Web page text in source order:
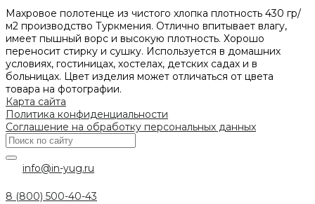
Махровое полотенце из чистого хлопка плотность 430 гр/
м2 производство Туркмения. Отлично впитывает влагу,
имеет пышный ворс и высокую плотность. Хорошо
переносит стирку и сушку. Используется в домашних
условиях, гостиницах, хостелах, детских садах и в
больницах. Цвет изделия может отличаться от цвета
товара на фотографии.
Карта сайта
Политика конфиденциальности
Соглашение на обработку персональных данных
info@in-yug.ru
8 (800) 500-40-43